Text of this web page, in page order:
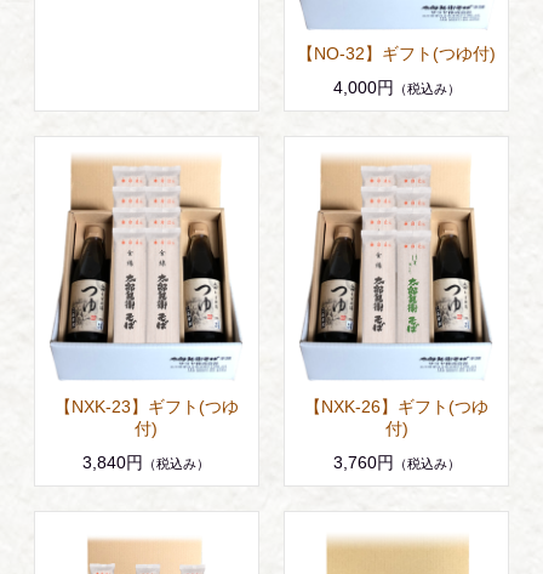
【NO-32】ギフト(つゆ付)
4,000円
（税込み）
【NXK-23】ギフト(つゆ
付)
3,840円
（税込み）
【NXK-26】ギフト(つゆ
付)
3,760円
（税込み）